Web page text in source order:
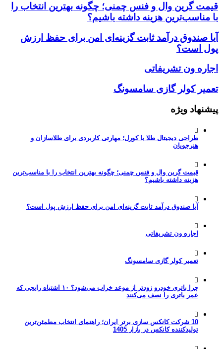
قیمت گرین وال و فنس چمنی؛ چگونه بهترین انتخاب را
با مناسب‌ترین هزینه داشته باشیم؟
آیا صندوق درآمد ثابت گزینه‌ای امن برای حفظ ارزش
پول است؟
اجاره ون تشریفاتی
تعمیر کولر گازی سامسونگ
پیشنهاد ویژه
طراحی دیجیتال طلا با کورل؛ مهارتی کاربردی برای طلاسازان و
هنرجویان
قیمت گرین وال و فنس چمنی؛ چگونه بهترین انتخاب را با مناسب‌ترین
هزینه داشته باشیم؟
آیا صندوق درآمد ثابت گزینه‌ای امن برای حفظ ارزش پول است؟
اجاره ون تشریفاتی
تعمیر کولر گازی سامسونگ
چرا باتری خودرو زودتر از موعد خراب می‌شود؟ ۱۰ اشتباه رایجی که
عمر باتری را نصف می‌کنند
10 شرکت کانکس سازی برتر ایران؛ راهنمای انتخاب مطمئن‌ترین
تولیدکننده کانکس در بازار 1405